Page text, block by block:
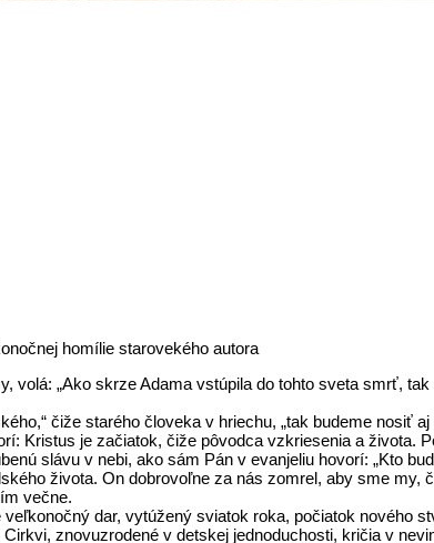
homílie starovekého autora
volá: „Ako skrze Adama vstúpila do tohto sveta smrť,
čiže starého človeka v hriechu, „tak budeme
Kristus je začiatok, čiže pôvodca vzkriesenia a
slávu v nebi, ako sám Pán v evanjeliu hovorí: „Kto
života. On dobrovoľne za nás zomrel, aby sme
večne.
dar, vytúžený sviatok roka, počiatok nového
znovuzrodené v detskej jednoduchosti, kričia v